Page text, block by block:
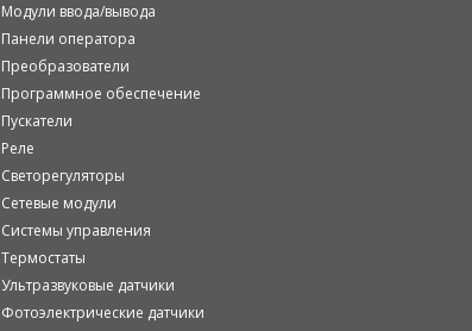
Модули ввода/вывода
Панели оператора
Преобразователи
Программное обеспечение
Пускатели
Реле
Светорегуляторы
Сетевые модули
Системы управления
Термостаты
Ультразвуковые датчики
Фотоэлектрические датчики